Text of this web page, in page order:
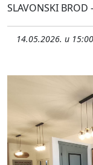
SLAVONSKI
14.05.2026. u 15:00